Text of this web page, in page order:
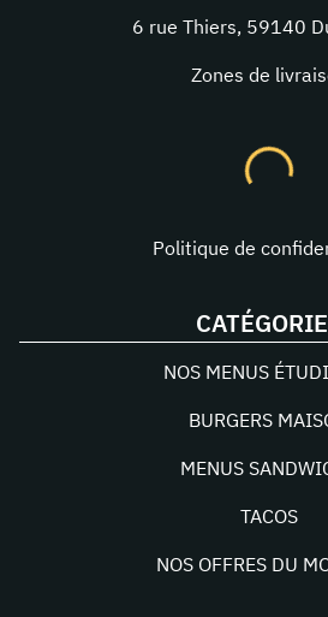
6 rue Thiers, 59140
Zones de
Politique de
NOS MENUS
BURGERS
MENUS
TACOS
NOS OFFRES DU